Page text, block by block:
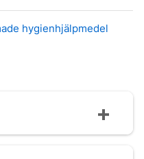
hygienhjälpmedel